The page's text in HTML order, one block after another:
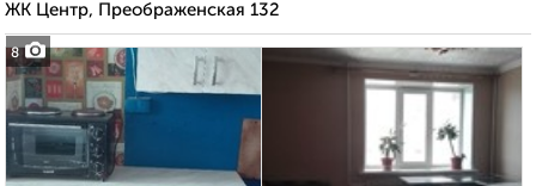
8
ЖК Центр, Преображенская 132